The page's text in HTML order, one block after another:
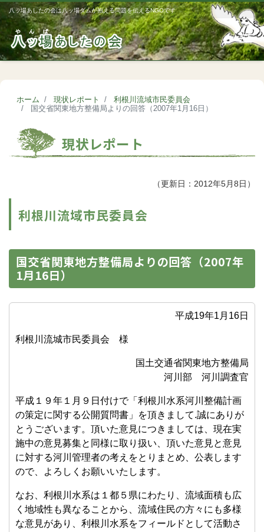
八ッ場あしたの会は八ッ場ダムが抱える問題を伝えるNGOです
ホーム 現状レポート
利根川流域市民委員会
国交省関東地方整備局よりの回答（2007年1月16日）
現状レポート
（更新日：2012年5月8日）
利根川流域市民委員会
国交省関東地方整備局よりの回答（2007年
1月16日）
平成19年1月16日
利根川流城市民委員会 様
国土交通省関東地方整備局
河川部 河川調査官
平成１９年１月９日付けで「利根川水系河川整備計画
の策定に関する公開質問書」を頂きまして.誠にありが
とうございます。頂いた意見につきましては、現在実
施中の意見募集と同様に取り扱い、頂いた意見と意見
に対する河川管理者の考えをとりまとめ、公表します
ので、よろしくお願いいたします。
なお、利根川水系は１都５県にわたり、流域面積も広
く地域性も異なることから、流域住民の方々にも多様
な意見があり、利根川水系をフィールドとして活動さ